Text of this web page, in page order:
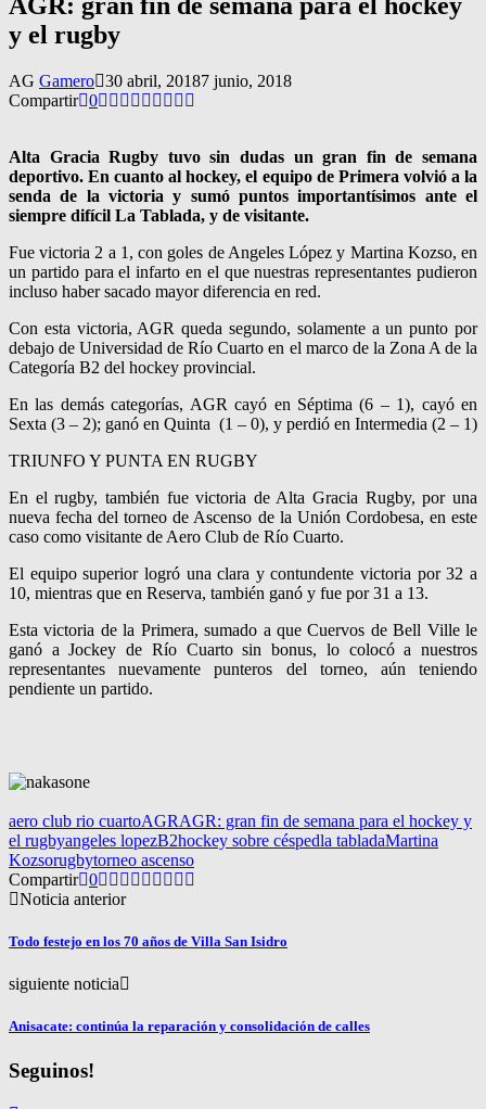
y el rugby
AG Gamero 30 abril, 20187 junio, 2018
Compartir 0
Alta Gracia Rugby tuvo sin dudas un gran fin de semana
deportivo. En cuanto al hockey, el equipo de Primera volvió a la
senda de la victoria y sumó puntos importantísimos ante el
siempre difícil La Tablada, y de visitante.
Fue victoria 2 a 1, con goles de Angeles López y Martina Kozso, en
un partido para el infarto en el que nuestras representantes pudieron
incluso haber sacado mayor diferencia en red.
Con esta victoria, AGR queda segundo, solamente a un punto por
debajo de Universidad de Río Cuarto en el marco de la Zona A de la
Categoría B2 del hockey provincial.
En las demás categorías, AGR cayó en Séptima (6 – 1), cayó en
Sexta (3 – 2); ganó en Quinta (1 – 0), y perdió en Intermedia (2 – 1)
TRIUNFO Y PUNTA EN RUGBY
En el rugby, también fue victoria de Alta Gracia Rugby, por una
nueva fecha del torneo de Ascenso de la Unión Cordobesa, en este
caso como visitante de Aero Club de Río Cuarto.
El equipo superior logró una clara y contundente victoria por 32 a
10, mientras que en Reserva, también ganó y fue por 31 a 13.
Esta victoria de la Primera, sumado a que Cuervos de Bell Ville le
ganó a Jockey de Río Cuarto sin bonus, lo colocó a nuestros
representantes nuevamente punteros del torneo, aún teniendo
pendiente un partido.
aero club rio cuartoAGRAGR: gran fin de semana para el hockey y
el rugbyangeles lopezB2hockey sobre céspedla tabladaMartina
Kozsorugbytorneo ascenso
Compartir 0
Noticia anterior
Todo festejo en los 70 años de Villa San Isidro
siguiente noticia
Anisacate: continúa la reparación y consolidación de calles
Seguinos!